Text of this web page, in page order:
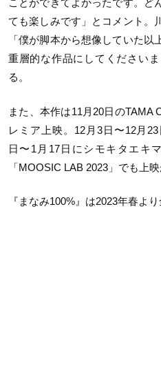
ことができてよかったです。
ど
ても楽しみです」とコメント。
「僕が脚本から想像していた以
重層的な作品にしてください
る。
また、本作は11月20日のTAMA
レミア上映。12月3日〜12月23
日〜1月17日にシモキタエキ
「MOOSIC LAB 2023」でも上
『まなみ100%』は2023年春より